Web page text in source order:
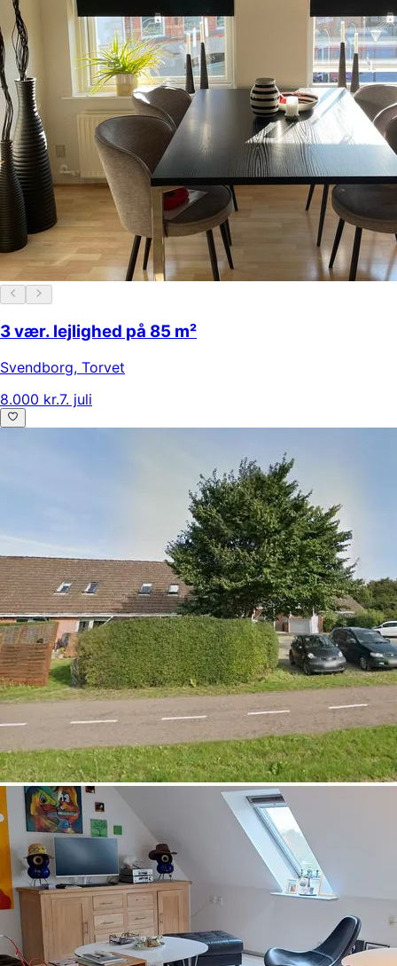
3 vær. lejlighed på 85 m²
Svendborg, Torvet
8.000 kr.7. juli